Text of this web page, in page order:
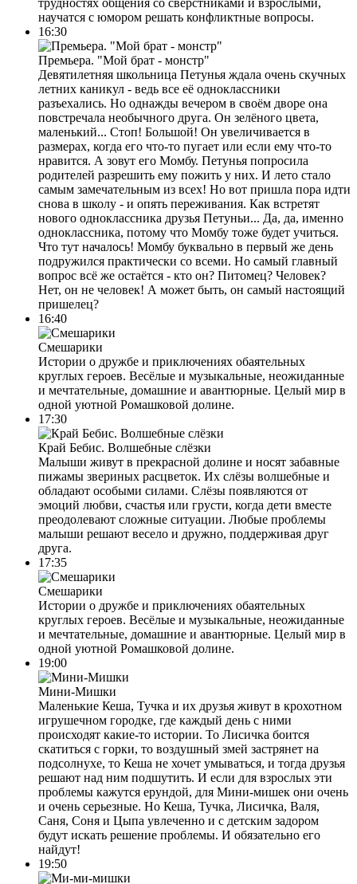
научатся с юмором решать конфликтные вопросы.
16:30
Премьера. "Мой брат - монстр"
Девятилетняя школьница Петунья ждала очень скучных
летних каникул - ведь все её одноклассники
разъехались. Но однажды вечером в своём дворе она
повстречала необычного друга. Он зелёного цвета,
маленький... Стоп! Большой! Он увеличивается в
размерах, когда его что-то пугает или если ему что-то
нравится. А зовут его Момбу. Петунья попросила
родителей разрешить ему пожить у них. И лето стало
самым замечательным из всех! Но вот пришла пора идти
снова в школу - и опять переживания. Как встретят
нового одноклассника друзья Петуньи... Да, да, именно
одноклассника, потому что Момбу тоже будет учиться.
Что тут началось! Момбу буквально в первый же день
подружился практически со всеми. Но самый главный
вопрос всё же остаётся - кто он? Питомец? Человек?
Нет, он не человек! А может быть, он самый настоящий
пришелец?
16:40
Смешарики
Истории о дружбе и приключениях обаятельных
круглых героев. Весёлые и музыкальные, неожиданные
и мечтательные, домашние и авантюрные. Целый мир в
одной уютной Ромашковой долине.
17:30
Край Бебис. Волшебные слёзки
Малыши живут в прекрасной долине и носят забавные
пижамы звериных расцветок. Их слёзы волшебные и
обладают особыми силами. Слёзы появляются от
эмоций любви, счастья или грусти, когда дети вместе
преодолевают сложные ситуации. Любые проблемы
малыши решают весело и дружно, поддерживая друг
друга.
17:35
Смешарики
Истории о дружбе и приключениях обаятельных
круглых героев. Весёлые и музыкальные, неожиданные
и мечтательные, домашние и авантюрные. Целый мир в
одной уютной Ромашковой долине.
19:00
Мини-Мишки
Маленькие Кеша, Тучка и их друзья живут в крохотном
игрушечном городке, где каждый день с ними
происходят какие-то истории. То Лисичка боится
скатиться с горки, то воздушный змей застрянет на
подсолнухе, то Кеша не хочет умываться, и тогда друзья
решают над ним подшутить. И если для взрослых эти
проблемы кажутся ерундой, для Мини-мишек они очень
и очень серьезные. Но Кеша, Тучка, Лисичка, Валя,
Саня, Соня и Цыпа увлеченно и с детским задором
будут искать решение проблемы. И обязательно его
найдут!
19:50